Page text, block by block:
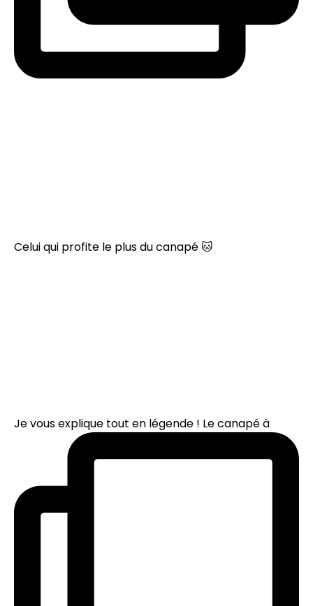
Celui qui profite le plus du canapé 🐱
Je vous explique tout en légende ! Le canapé à